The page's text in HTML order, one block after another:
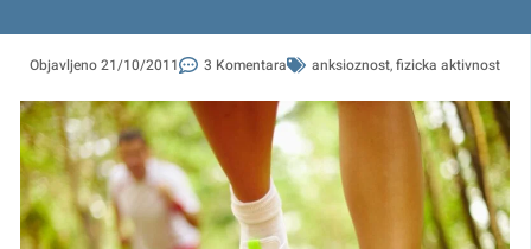
Objavljeno21/10/2011 3 Komentara anksioznost,fizicka aktivnost